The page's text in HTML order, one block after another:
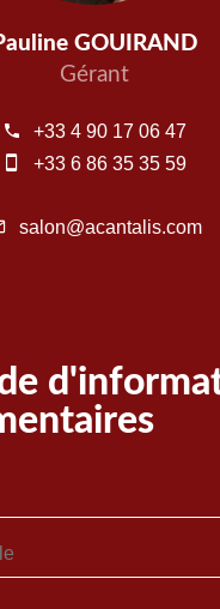
GOUIRAND
Gérant
+33 4 90 17 06 47
+33 6 86 35 35 59
salon@acantalis.com